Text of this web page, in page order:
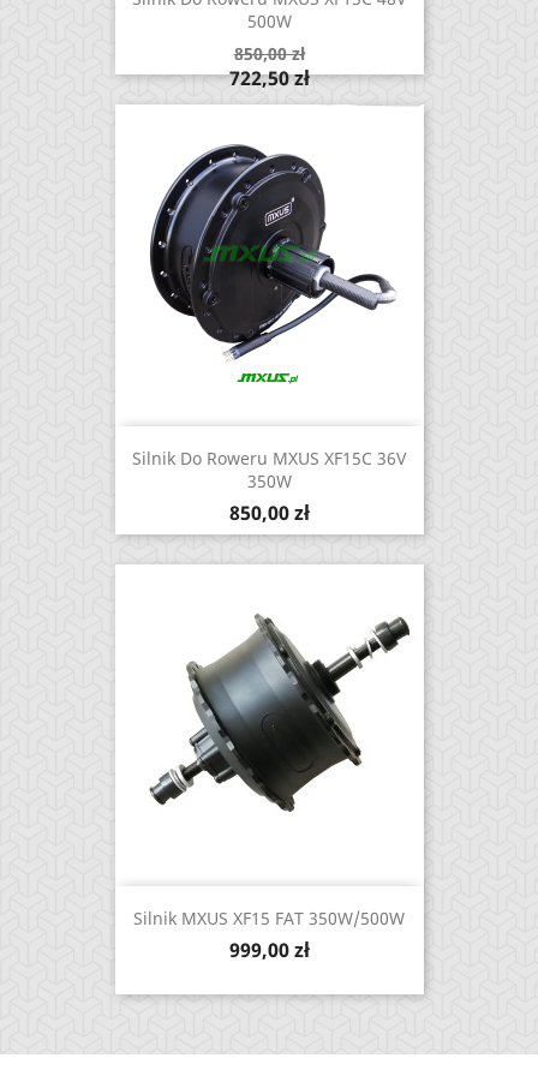
500W
Cena
podstawowa
850,00 zł
Cena
722,50 zł
Silnik Do Roweru MXUS XF15C 36V
350W
Cena
850,00 zł
Silnik MXUS XF15 FAT 350W/500W
Cena
999,00 zł